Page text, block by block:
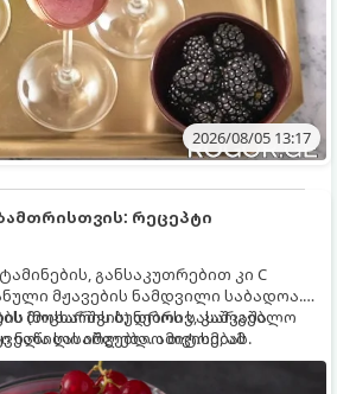
2026/08/05 13:17
რეცეპტი
განსაკუთრებით კი C
მჟავების ნამდვილი საბადოა.
(მოხარშვის) დროს სასარგებლო
ნაწილი იშლება. ამიტომ, ამ
შესანახად საუკეთესო გზა
- მოხარშვის გარეშე.
მოცხარის ბუნებრივ, კაშკაშა
სასარგებლო თვისებას.